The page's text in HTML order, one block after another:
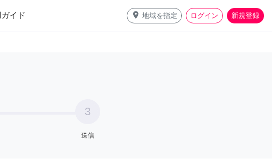
イド place 地域を指定 ログイン 新規登録
理
3
送信